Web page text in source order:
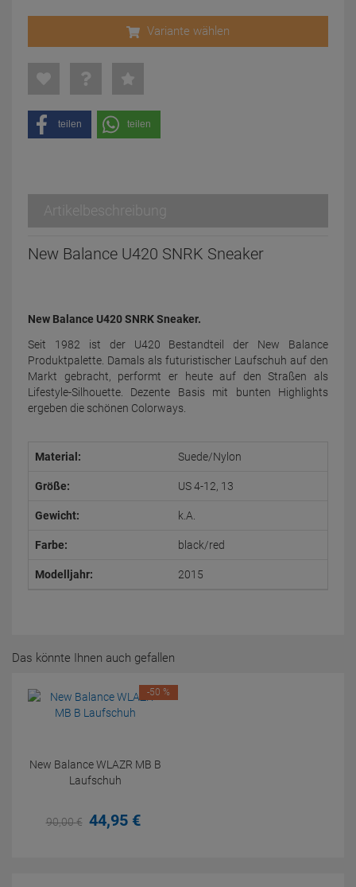
Variante wählen
teilen teilen
Artikelbeschreibung
New Balance U420 SNRK Sneaker
New Balance U420 SNRK Sneaker.
Seit 1982 ist der U420 Bestandteil der New Balance
Produktpalette. Damals als futuristischer Laufschuh auf den
Markt gebracht, performt er heute auf den Straßen als
Lifestyle-Silhouette. Dezente Basis mit bunten Highlights
ergeben die schönen Colorways.
Material: Suede/Nylon
Größe: US 4-12, 13
Gewicht: k.A.
Farbe: black/red
Modelljahr: 2015
Das könnte Ihnen auch gefallen
New Balance WLAZR MB B
Laufschuh
90,00€ 44,95 €
-50 %